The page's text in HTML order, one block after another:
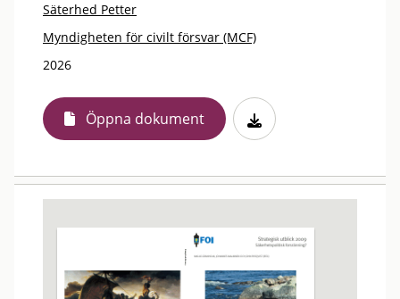
Säterhed Petter
Myndigheten för civilt försvar (MCF)
2026
Öppna dokument